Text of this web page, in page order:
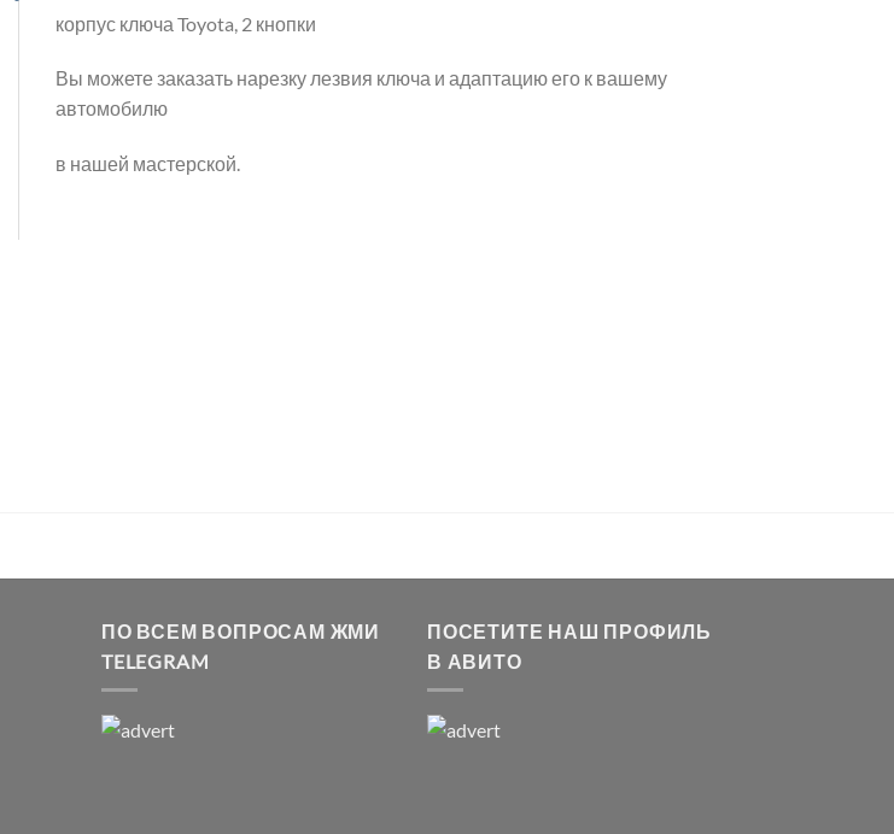
корпус ключа Toyota, 2 кнопки
Вы можете заказать нарезку лезвия ключа и адаптацию его к вашему
автомобилю
в нашей мастерской.
ПО ВСЕМ ВОПРОСАМ ЖМИ
TELEGRAM
ПОСЕТИТЕ НАШ ПРОФИЛЬ
В АВИТО